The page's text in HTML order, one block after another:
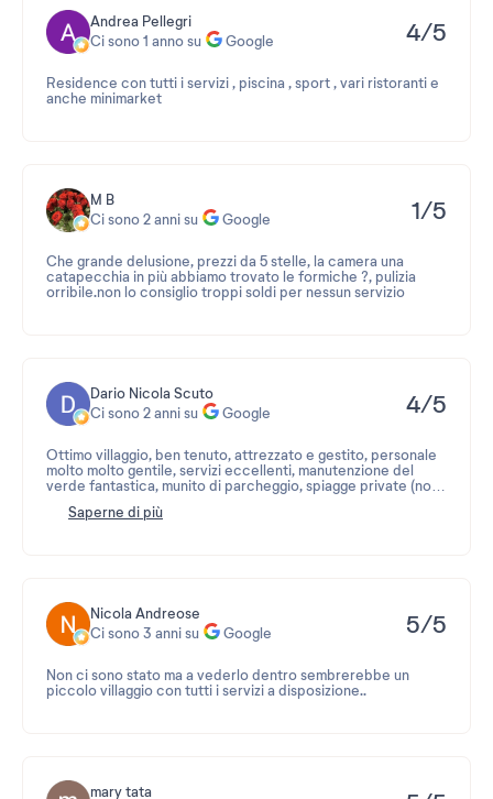
Andrea Pellegri
Ci sono 1 anno su
Google 4/5
Residence con tutti i servizi , piscina , sport , vari ristoranti e
anche minimarket
M B
Ci sono 2 anni su
Google 1/5
Che grande delusione, prezzi da 5 stelle, la camera una
catapecchia in più abbiamo trovato le formiche ?, pulizia
orribile.non lo consiglio troppi soldi per nessun servizio
Dario Nicola Scuto
Ci sono 2 anni su
Google 4/5
Ottimo villaggio, ben tenuto, attrezzato e gestito, personale
molto molto gentile, servizi eccellenti, manutenzione del
verde fantastica, munito di parcheggio, spiagge private (non
asciugatrice (5€+ 3€). Gli appartamenti sono spazioso, fornito
e soprattutto alle famiglie.
Saperne di più
Nicola Andreose
Ci sono 3 anni su
Google 5/5
Non ci sono stato ma a vederlo dentro sembrerebbe un
piccolo villaggio con tutti i servizi a disposizione..
mary tata